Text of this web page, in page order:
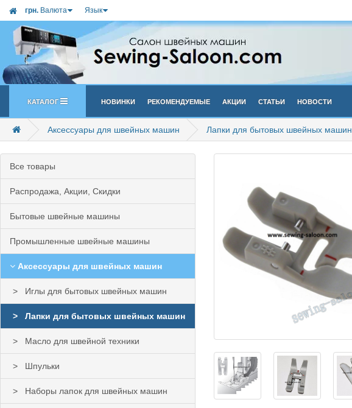
грн. Валюта Язык
Каталог Новинки Рекомендуемые Акции Статьи Новости
Аксессуары для швейных машин Лапки для бытовых швейных машин
Все товары
Распродажа, Акции, Скидки
Бытовые швейные машины
Промышленные швейные машины
Аксессуары для швейных машин
Иглы для бытовых швейных машин
Лапки для бытовых швейных машин
Масло для швейной техники
Шпульки
Наборы лапок для швейных машин